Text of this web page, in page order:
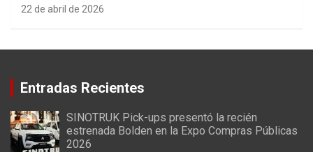
22 de abril de 2026
Entradas Recientes
SINOTRUK Pick-ups presentó la recién
estrenada Bolden en la Expo Compras Públicas
2026